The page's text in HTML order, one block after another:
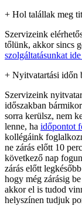
+ Hol talállak meg
Szervizeink
tőlünk, akkor sincs
szolgáltatásunkat
+ Nyitvatartási időn
Szervizeink
időszakban
sorra kerülsz, nem
lenne, ha időpontot
kollégáink
ne zárás előtt 10
következő nap
zárás előtt
hogy még zárásig
akkor el is tudod
helyszínen tudjuk